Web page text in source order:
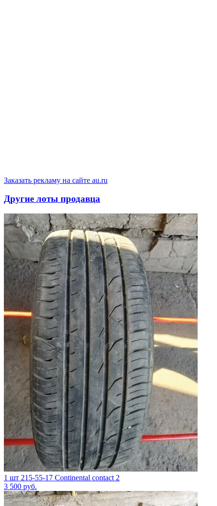
Заказать рекламу на сайте au.ru
Другие лоты продавца
1 шт 215-55-17 Continental contact 2
3 500 руб.